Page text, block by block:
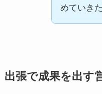
めていき
出張で成果を出す